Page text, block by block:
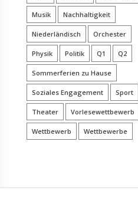
Musik Nachhaltigkeit
Niederländisch Orchester
Physik Politik Q1 Q2
Sommerferien zu Hause
Soziales Engagement Sport
Theater Vorlesewettbewerb
Wettbewerb Wettbewerbe